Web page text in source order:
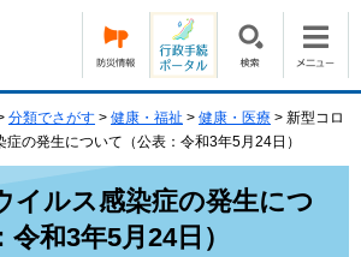
分類でさがす > 健康・福祉 > 健康・医療 > 新型コロ
症の発生について（公表：令和3年5月24日）
イルス感染症の発生につ
和3年5月24日）